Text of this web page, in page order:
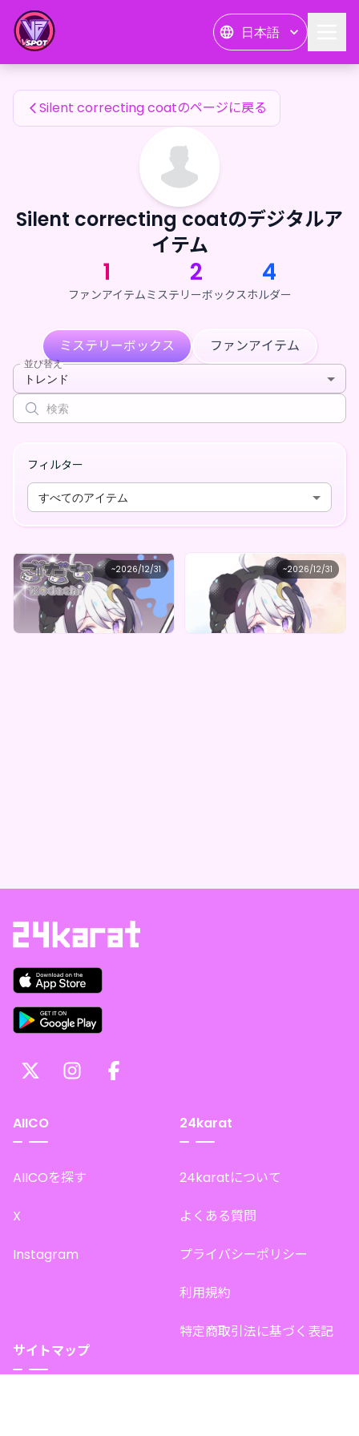
日本語
Silent correcting coatのファンアイテム
Silent correcting coatのページに戻る
Silent correcting coatのデジタルア
イテム
1
ファンアイテム
2
ミステリーボックス
4
ホルダー
ミステリーボックス ファンアイテム
並び替え
トレンド
フィルター
すべてのアイテム
~2026/12/31
Silent correcting coat
こだち オリジナルデジタルBOX（全５種）
最低価格
1,000 購入はこちら
~2026/12/31
Silent correcting coat
こだち オリジナルデジタルBOX（全5種）
最低価格
1,000 購入はこちら
AIICO
AIICOを探す
X
Instagram
24karat
24karatについて
よくある質問
プライバシーポリシー
利用規約
特定商取引法に基づく表記
サイトマップ
Silent correcting coatのファンアイテム — 24karat